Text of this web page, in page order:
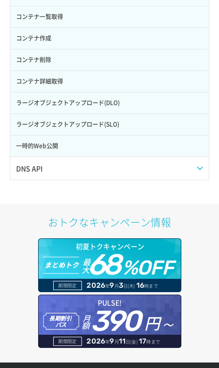
ロール削除
ロール更新
ロール詳細取得
ボリューム更新
ボリューム詳細一覧取得
ボリューム詳細取得
自動バックアップ有効化
自動バックアップ無効化
サーバープラン変更
サーバープラン詳細一覧取得
サーバープラン詳細取得
サーバーメタデータ取得
サーバーメタデータ更新（ネームタグ変更）
サーバー一覧取得
サーバー作成
サーバー利用状況グラフ（トラフィック）
サーバー削除
サーバー操作（起動/停止/再起動/強制停止）
サーバー設定切替
サーバー詳細一覧取得
サーバー詳細取得
セキュリティグループ更新
セキュリティグループ詳細取得
ネットワーク一覧取得
ネットワーク作成（ローカルネットワーク用）
ネットワーク削除（ローカルネットワーク用）
ネットワーク詳細取得
ポート一覧取得
ポート作成（ローカルネットワーク用）
ポート詳細取得
メンバー更新
メンバー詳細取得
メンバー追加
リスナー一覧取得
リスナー作成
リスナー削除
リスナー更新
リスナー詳細取得
ロードバランサー詳細取得
ロードバランサー追加
コンテナ一覧取得
コンテナ作成
コンテナ削除
コンテナ詳細取得
ラージオブジェクトアップロード(DLO)
ラージオブジェクトアップロード(SLO)
一時的Web公開
DNS API
ドメイン情報登録
ドメイン詳細取得
レコード一覧取得
レコード作成
レコード更新
おトクなキャンペーン情報
初夏トクキャンペーン
まとめトク 最
大68%OFF
期間限定 2026年9月3日(木) 16時まで
PULSE!
長期割引
パス
月
額390円～
期間限定 2026年9月11日(金) 17時まで